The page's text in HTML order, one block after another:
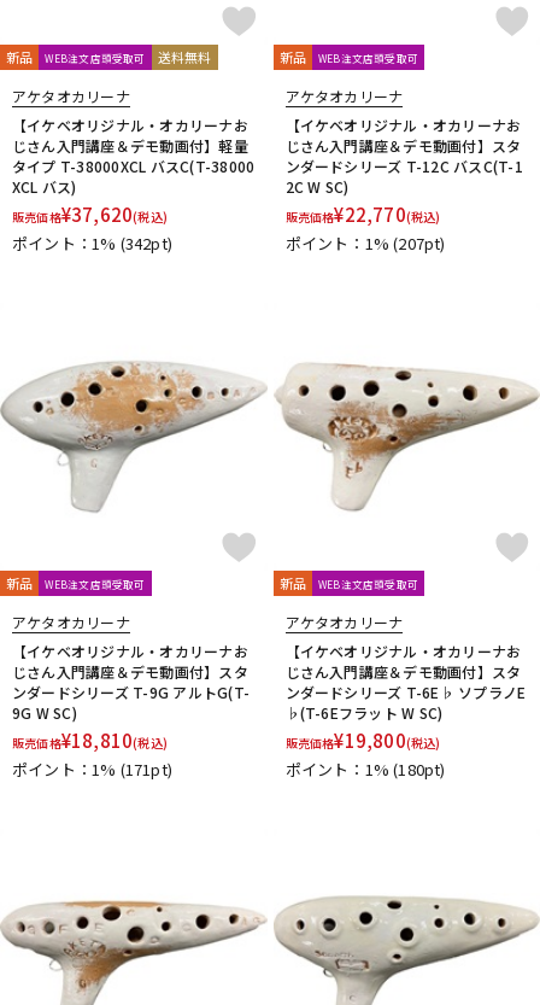
新品 WEB注文店頭受取可 送料無料
アケタオカリーナ
【イケベオリジナル・オカリーナお
じさん入門講座＆デモ動画付】軽量
タイプ T-38000XCL バスC(T-38000
XCL バス)
販売価格¥37,620(税込)
ポイント：1% (342pt)
新品 WEB注文店頭受取可
アケタオカリーナ
【イケベオリジナル・オカリーナお
じさん入門講座＆デモ動画付】スタ
ンダードシリーズ T-12C バスC(T-1
2C W SC)
販売価格¥22,770(税込)
ポイント：1%(207pt)
新品 WEB注文店頭受取可
アケタオカリーナ
【イケベオリジナル・オカリーナお
じさん入門講座＆デモ動画付】スタ
ンダードシリーズ T-9G アルトG(T-
9G W SC)
販売価格¥18,810(税込)
ポイント：1% (171pt)
新品 WEB注文店頭受取可
アケタオカリーナ
【イケベオリジナル・オカリーナお
じさん入門講座＆デモ動画付】スタ
ンダードシリーズ T-6E♭ ソプラノE
♭(T-6Eフラット W SC)
販売価格¥19,800(税込)
ポイント：1%(180pt)